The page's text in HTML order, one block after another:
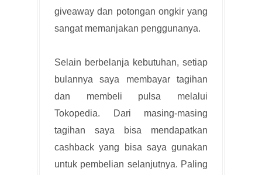
giveaway dan potongan ongkir yang
sangat memanjakan penggunanya.
Selain berbelanja kebutuhan, setiap
bulannya saya membayar tagihan
dan membeli pulsa melalui
Tokopedia. Dari masing-masing
tagihan saya bisa mendapatkan
cashback yang bisa saya gunakan
untuk pembelian selanjutnya. Paling